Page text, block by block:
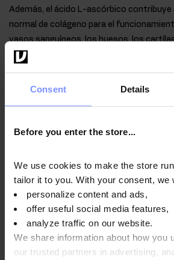
Consent Details
Before you enter the store...
We use cookies to make the store
tailor it to you. With your consent, we
personalize content and ads,
offer useful social media features,
analyze traffic on our website.
We share information about how you
our trusted partners in advertising,
Además, el ácido L-ascórbico contribuye
normal de colágeno para el
vasos sanguíneos, los huesos, los
como de los dientes y la piel. Esta
normal y al buen funcionamiento del
psicológicas normales y a proteger las
Instrucciones de uso